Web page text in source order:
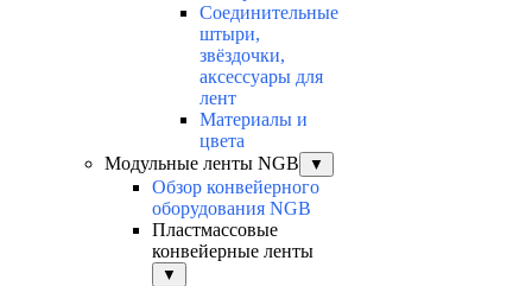
Соединительные
штыри,
звёздочки,
аксессуары для
лент
Материалы и
цвета
Модульные ленты NGB
▼
Обзор конвейерного
оборудования NGB
Пластмассовые
конвейерные ленты
▼